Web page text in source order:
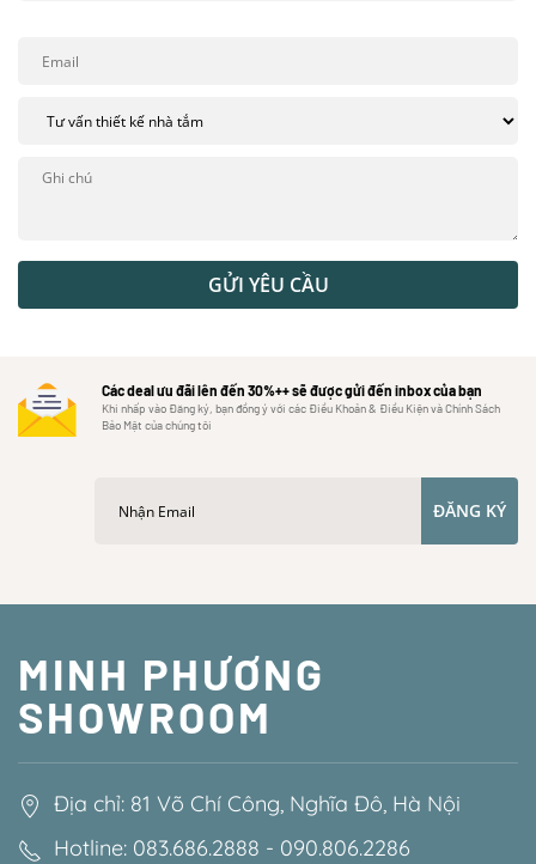
GỬI YÊU CẦU
Các deal ưu đãi lên đến 30%++ sẽ được gửi đến inbox của bạn
Khi nhấp vào Đăng ký, bạn đồng ý với các Điều Khoản & Điều Kiện và Chính Sách
Bảo Mật của chúng tôi
ĐĂNG KÝ
MINH PHƯƠNG
SHOWROOM
Địa chỉ: 81 Võ Chí Công, Nghĩa Đô, Hà Nội
Hotline: 083.686.2888 - 090.806.2286